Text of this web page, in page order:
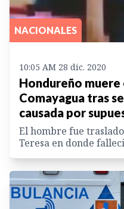
NACIONALES
10:05 AM 28 dic. 2020
Hondureño muere
Comayagua tras
causada por
El hombre fue
Teresa en donde